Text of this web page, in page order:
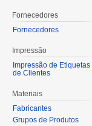
Fornecedores
Fornecedores
Impressão
Impressão de Etiquetas
de Clientes
Materiais
Fabricantes
Grupos de Produtos